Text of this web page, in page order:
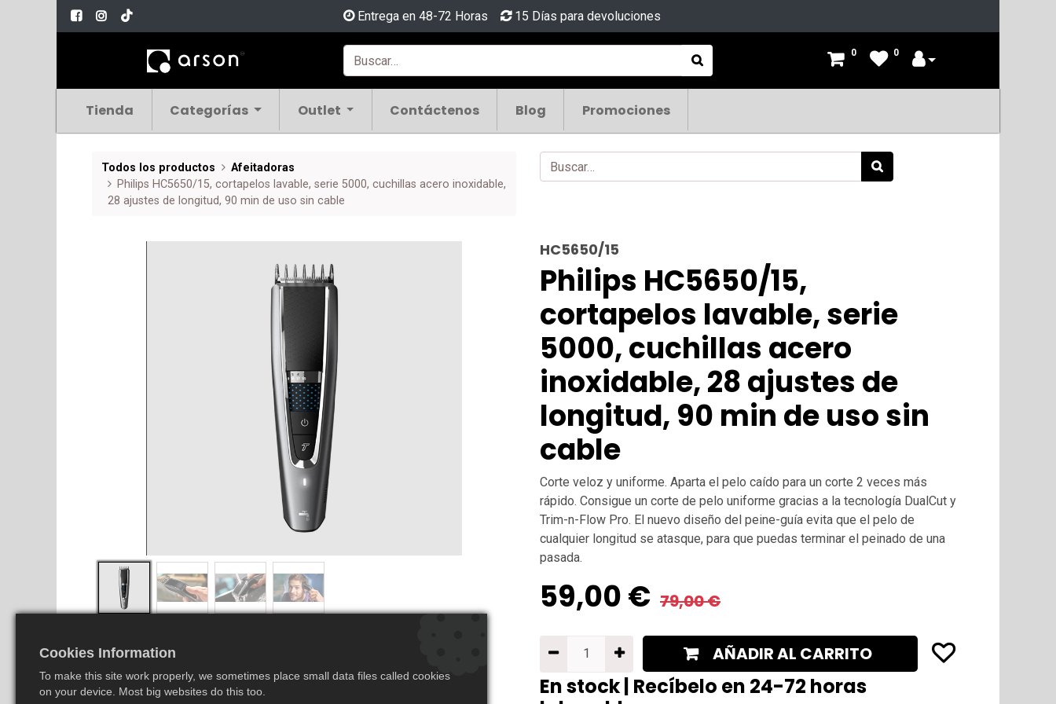
Entrega en 48-72 Horas 15 Días para devoluciones
0 0
Tienda Categorías Outlet Contáctenos Blog Promociones
Todos los productos
Afeitadoras
Philips HC5650/15, cortapelos lavable, serie 5000, cuchillas acero inoxidable,
28 ajustes de longitud, 90 min de uso sin cable
HC5650/15
Philips HC5650/15,
cortapelos lavable, serie
5000, cuchillas acero
inoxidable, 28 ajustes de
longitud, 90 min de uso sin
cable
Corte veloz y uniforme. Aparta el pelo caído para un corte 2 veces más
rápido. Consigue un corte de pelo uniforme gracias a la tecnología DualCut y
Trim-n-Flow Pro. El nuevo diseño del peine-guía evita que el pelo de
cualquier longitud se atasque, para que puedas terminar el peinado de una
pasada.
59,00€ 79,00€
AÑADIR AL CARRITO
En stock | Recíbelo en 24-72 horas
Cookies Information
To make this site work properly, we sometimes place small data files called cookies
on your device. Most big websites do this too.